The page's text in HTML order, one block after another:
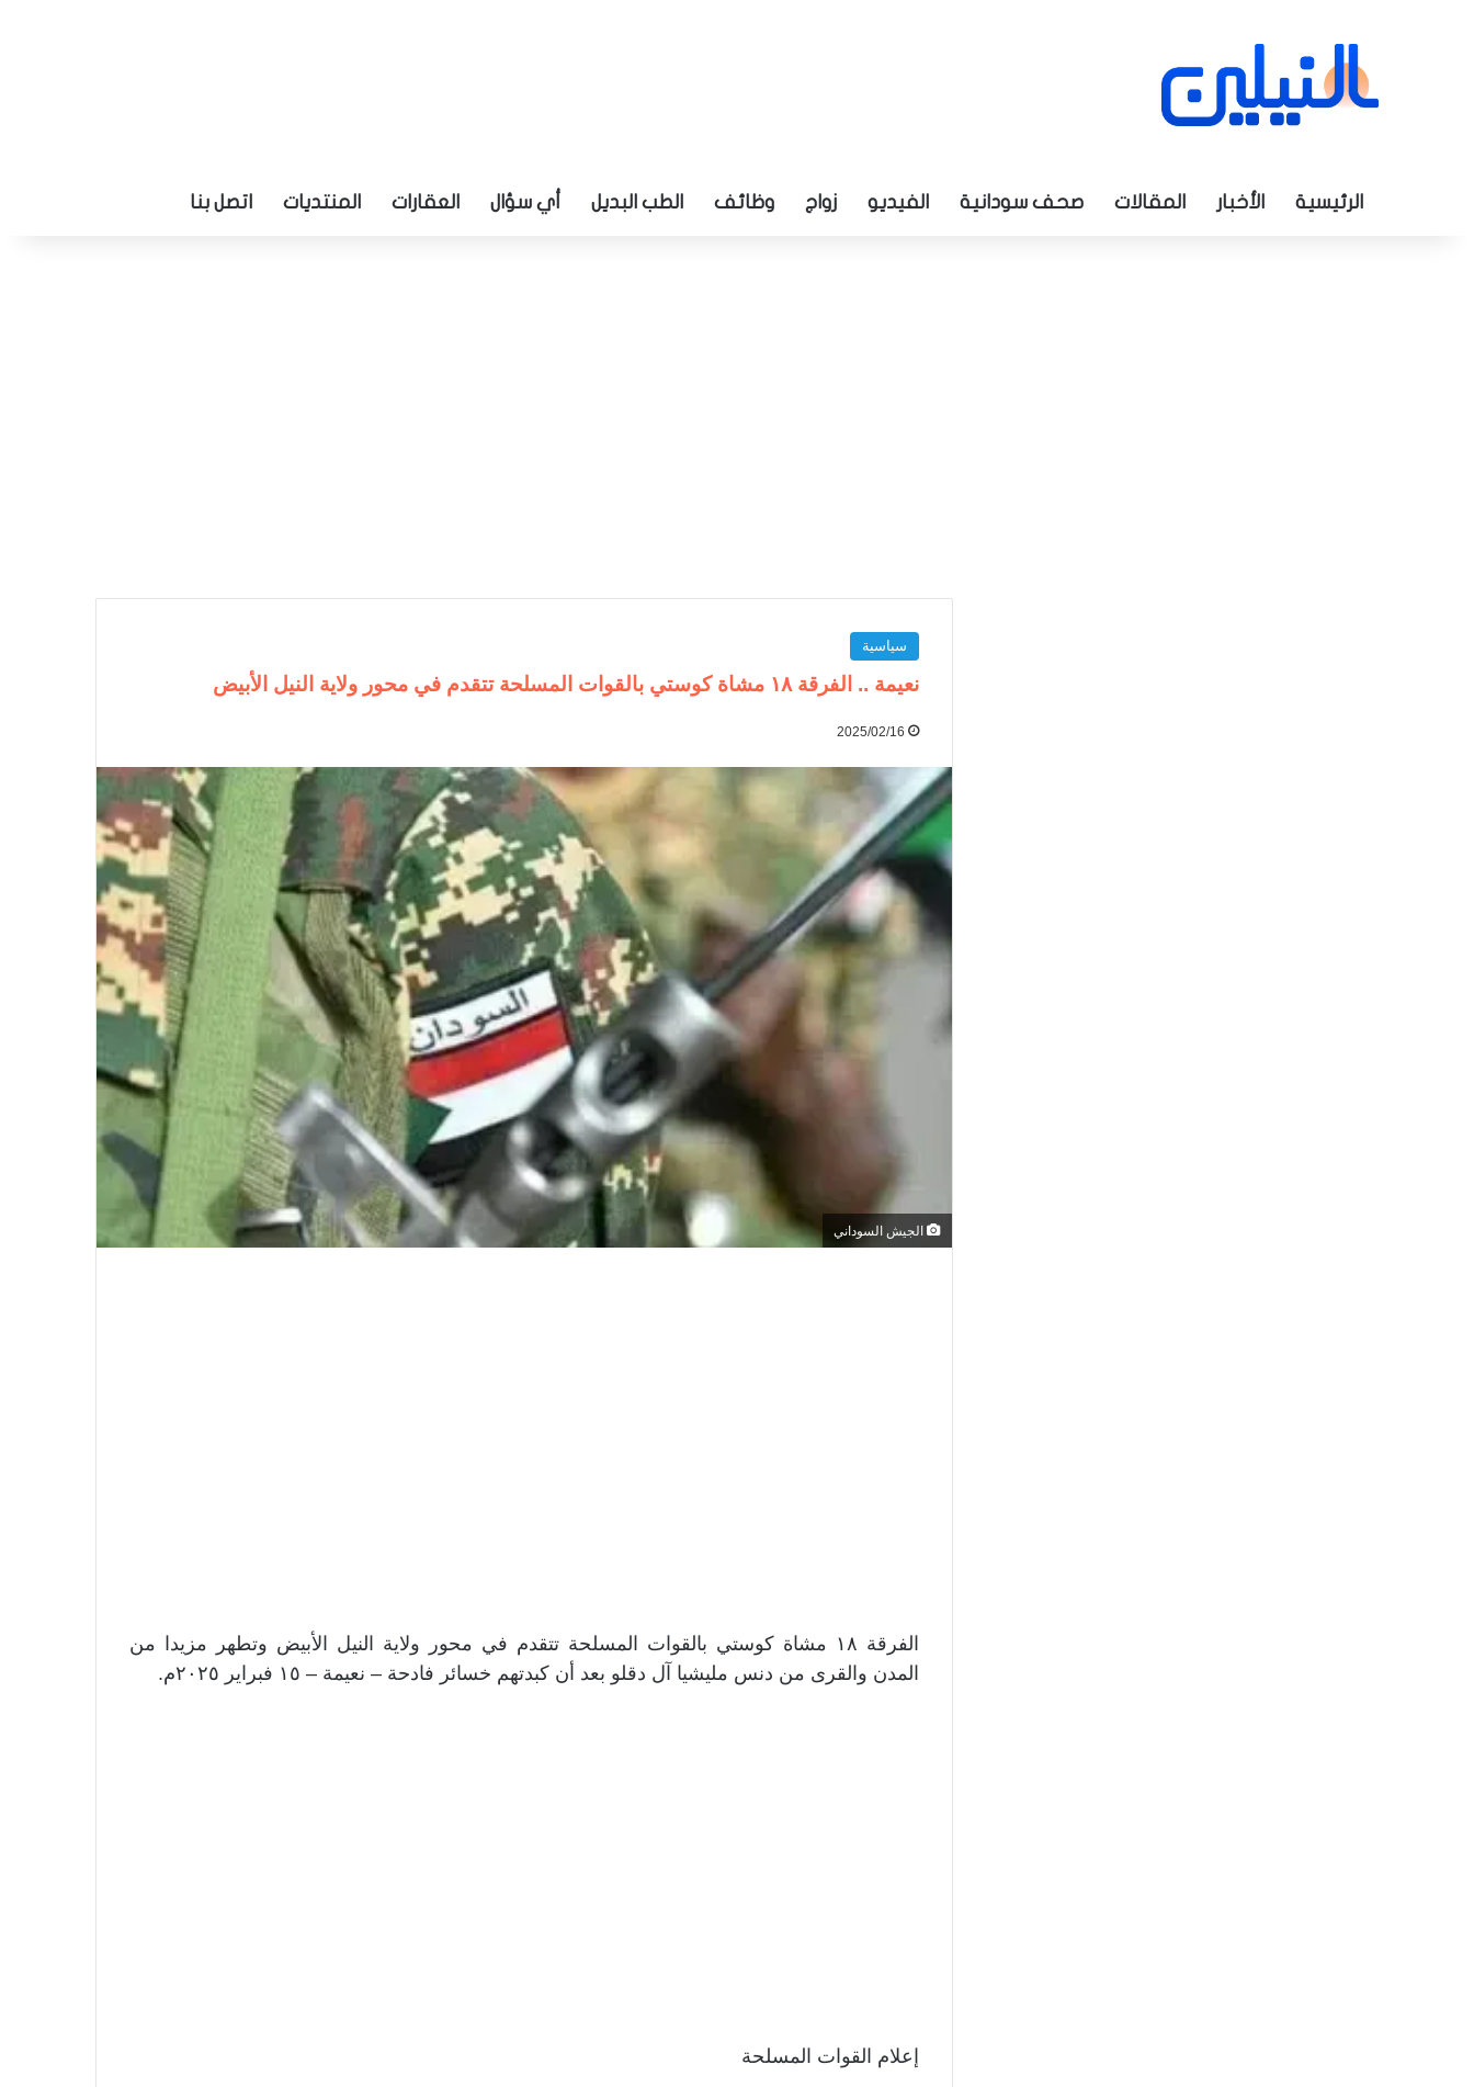
الرئيسية الأخبار المقالات صحف سودانية الفيديو زواج وظائف الطب البديل أي سؤال العقارات المنتديات اتصل بنا
سياسية
نعيمة .. الفرقة ١٨ مشاة كوستي بالقوات المسلحة تتقدم في محور ولاية النيل الأبيض
2025/02/16
الجيش السوداني
الفرقة ١٨ مشاة كوستي بالقوات المسلحة تتقدم في محور ولاية النيل الأبيض وتطهر مزيدا من
المدن والقرى من دنس مليشيا آل دقلو بعد أن كبدتهم خسائر فادحة – نعيمة – ١٥ فبراير ٢٠٢٥م.
إعلام القوات المسلحة